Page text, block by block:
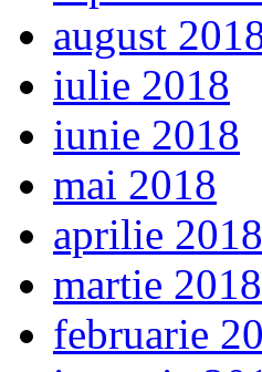
august
iulie 2018
iunie 2018
mai 2018
aprilie 2018
martie 2018
februarie